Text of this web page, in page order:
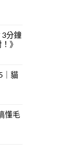
3分鐘
》
｜貓
懂毛